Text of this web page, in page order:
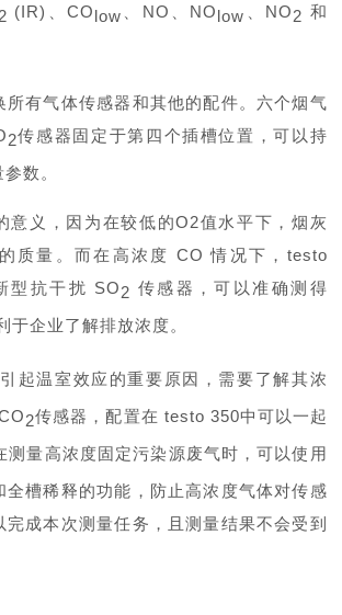
2 (IR)、COlow 、NO、NOlow 、NO2 和
所有气体传感器和其他的配件。六个烟气
2传感器固定于第四个插槽位置，可以持
数。
意义，因为在较低的O2值水平下，烟灰
质量。而在高浓度 CO 情况下，testo
型抗干扰 SO2 传感器，可以准确测得
于企业了解排放浓度。
起温室效应的重要原因，需要了解其浓
2传感器，配置在 testo 350中可以一起
测量高浓度固定污染源废气时，可以使用
全槽稀释的功能，防止高浓度气体对传感
完成本次测量任务，且测量结果不会受到